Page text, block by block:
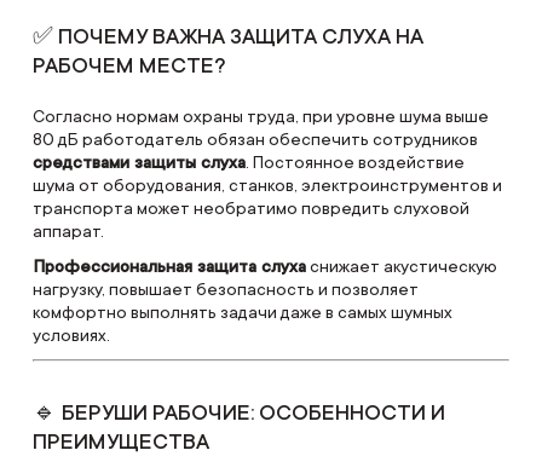
✅ ПОЧЕМУ ВАЖНА ЗАЩИТА СЛУХА НА
РАБОЧЕМ МЕСТЕ?
Согласно нормам охраны труда, при уровне шума выше
80 дБ работодатель обязан обеспечить сотрудников
средствами защиты слуха. Постоянное воздействие
шума от оборудования, станков, электроинструментов и
транспорта может необратимо повредить слуховой
аппарат.
Профессиональная защита слухаснижает акустическую
нагрузку, повышает безопасность и позволяет
комфортно выполнять задачи даже в самых шумных
условиях.
🔹 БЕРУШИ РАБОЧИЕ: ОСОБЕННОСТИ И
ПРЕИМУЩЕСТВА